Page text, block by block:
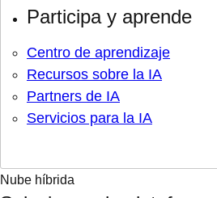
Participa y aprende
Centro de aprendizaje
Recursos sobre la IA
Partners de IA
Servicios para la IA
Nube híbrida